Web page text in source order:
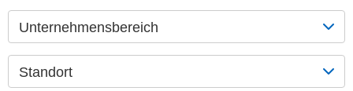
Unternehmensbereich
Standort